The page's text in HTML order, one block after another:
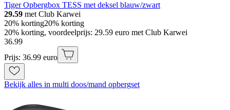
Tiger Opbergbox TESS met deksel blauw/zwart
29.59 met Club Karwei
20% korting20% korting
20% korting, voordeelprijs: 29.59 euro met Club Karwei
36.99
Prijs: 36.99 euro
Bekijk alles in multi doos/mand opbergset